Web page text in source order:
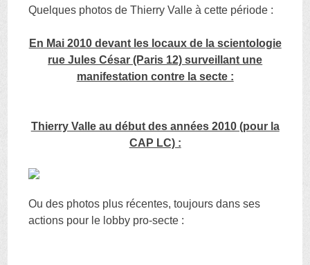
Quelques photos de Thierry Valle à cette période :
En Mai 2010 devant les locaux de la scientologie
rue Jules César (Paris 12) surveillant une
manifestation contre la secte :
Thierry Valle au début des années 2010 (pour la
CAP LC) :
Ou des photos plus récentes, toujours dans ses
actions pour le lobby pro-secte :